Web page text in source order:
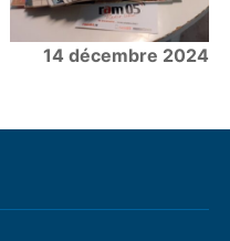
14 décembre 2024